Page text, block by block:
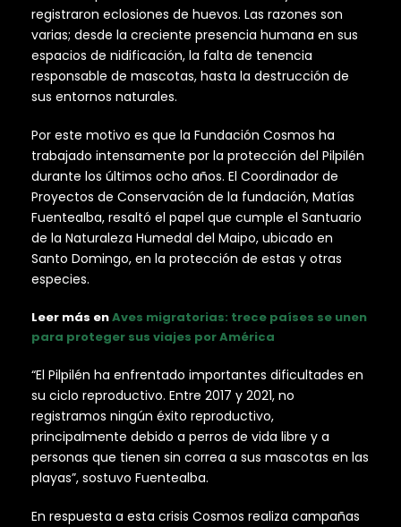
registraron eclosiones de huevos. Las razones son
varias; desde la creciente presencia humana en sus
espacios de nidificación, la falta de tenencia
responsable de mascotas, hasta la destrucción de
sus entornos naturales.
Por este motivo es que la Fundación Cosmos ha
trabajado intensamente por la protección del Pilpilén
durante los últimos ocho años. El Coordinador de
Proyectos de Conservación de la fundación, Matías
Fuentealba, resaltó el papel que cumple el Santuario
de la Naturaleza Humedal del Maipo, ubicado en
Santo Domingo, en la protección de estas y otras
especies.
Leer más enAves migratorias: trece países se unen
para proteger sus viajes por América
“El Pilpilén ha enfrentado importantes dificultades en
su ciclo reproductivo. Entre 2017 y 2021, no
registramos ningún éxito reproductivo,
principalmente debido a perros de vida libre y a
personas que tienen sin correa a sus mascotas en las
playas”, sostuvo Fuentealba.
En respuesta a esta crisis Cosmos realiza campañas